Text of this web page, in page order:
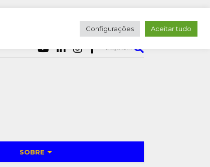
PESQUISAR
SOBRE
Configurações Aceitar tudo